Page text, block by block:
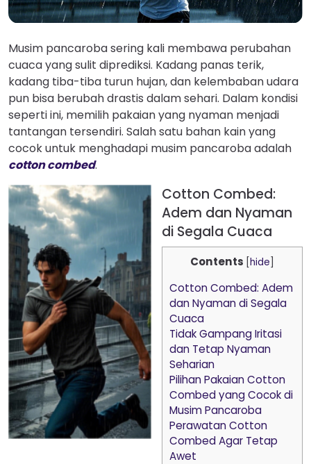
Musim pancaroba sering kali membawa perubahan
cuaca yang sulit diprediksi. Kadang panas terik,
kadang tiba-tiba turun hujan, dan kelembaban udara
pun bisa berubah drastis dalam sehari. Dalam kondisi
seperti ini, memilih pakaian yang nyaman menjadi
tantangan tersendiri. Salah satu bahan kain yang
cocok untuk menghadapi musim pancaroba adalah
cotton combed.
Cotton Combed:
Adem dan Nyaman
di Segala Cuaca
Contents hide
Cotton Combed: Adem
dan Nyaman di Segala
Cuaca
Tidak Gampang Iritasi
dan Tetap Nyaman
Seharian
Pilihan Pakaian Cotton
Combed yang Cocok di
Musim Pancaroba
Perawatan Cotton
Combed Agar Tetap
Awet